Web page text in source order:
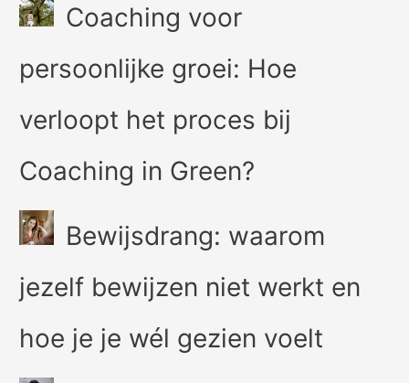
Coaching voor
persoonlijke groei: Hoe
verloopt het proces bij
Coaching in Green?
Bewijsdrang: waarom
jezelf bewijzen niet werkt en
hoe je je wél gezien voelt